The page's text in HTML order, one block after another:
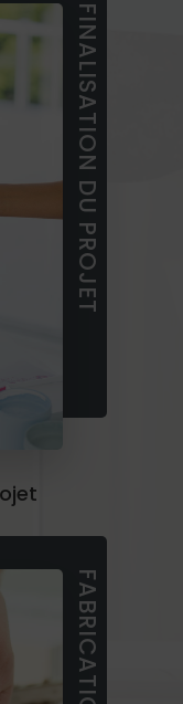
FINALISATION DU PROJET